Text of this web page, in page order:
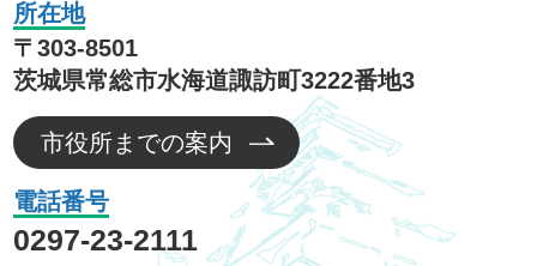
所在地
〒303-8501
茨城県常総市水海道諏訪町3222番地3
市役所までの案内
電話番号
0297-23-2111